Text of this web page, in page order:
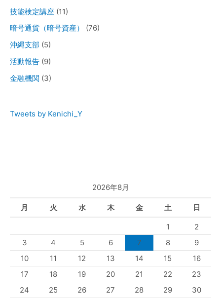
技能検定講座 (11)
暗号通貨（暗号資産）
(76)
沖縄支部 (5)
活動報告 (9)
金融機関 (3)
Tweets by Kenichi_Y
2026年8月
月 火 水 木 金 土 日
1
2
3
4 5 6 7 8
9
10
11 12 13 14 15
16
17
18 19 20 21 22
23
24
25 26 27 28 29
30